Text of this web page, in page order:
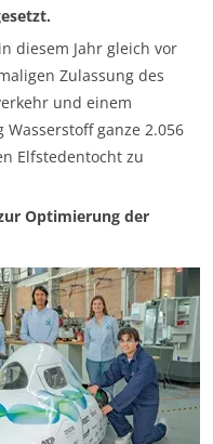
diesem Jahr gleich vor
Zulassung des
und einem
ganze 2.056
Elfstedentocht zu
Optimierung der